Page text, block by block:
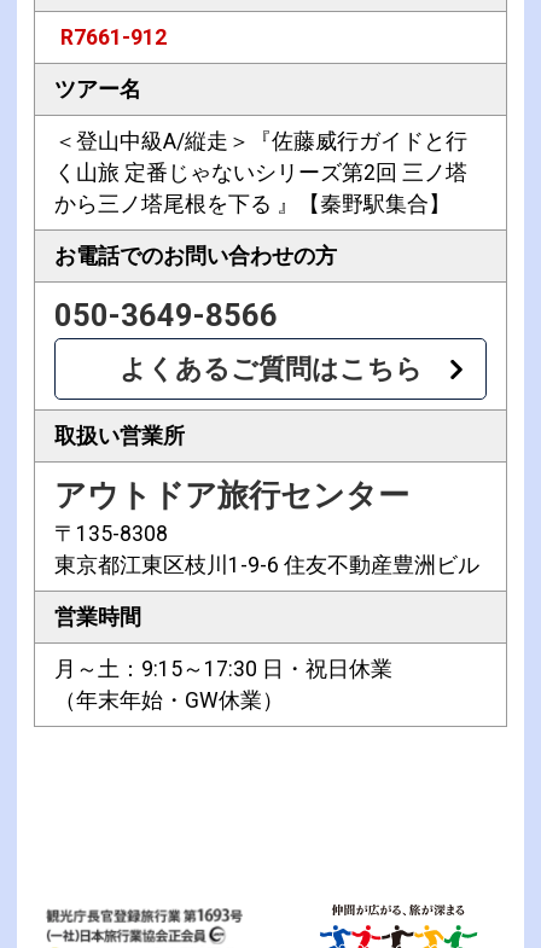
R7661-912
ツアー名
＜登山中級A/縦走＞『佐藤威行ガイドと行
く山旅 定番じゃないシリーズ第2回 三ノ塔
から三ノ塔尾根を下る 』【秦野駅集合】
お電話でのお問い合わせの方
050-3649-8566
よくあるご質問はこちら
取扱い営業所
アウトドア旅行センター
〒135-8308
東京都江東区枝川1-9-6 住友不動産豊洲ビル
営業時間
月～土：9:15～17:30 日・祝日休業
（年末年始・GW休業）